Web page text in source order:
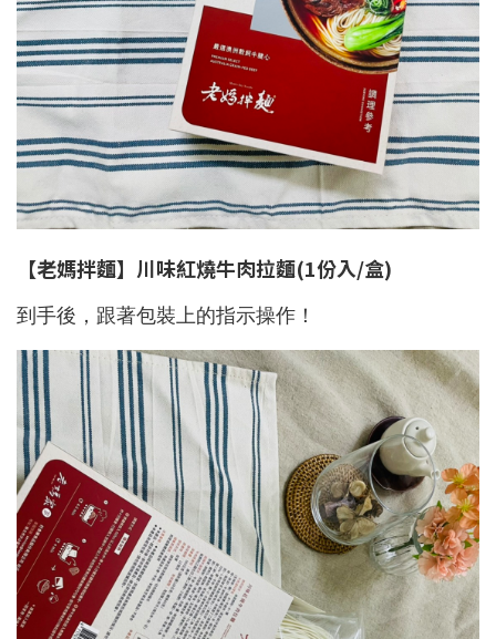
【老媽拌麵】川味紅燒牛肉拉麵(1份入/盒)
到手後，跟著包裝上的指示操作！